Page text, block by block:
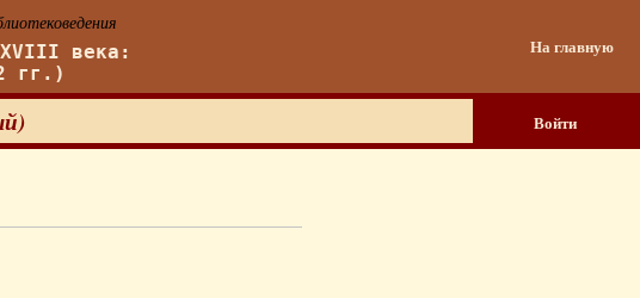
XVIII века:
гг.)
На главную
Войти